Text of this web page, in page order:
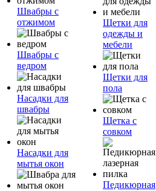
Швабры с
отжимом
Швабры с
ведром
Насадки для
швабры
Насадки для
мытья окон
Щетки для
одежды и
мебели
Щетки для
пола
Щетка с
совком
Педикюрная